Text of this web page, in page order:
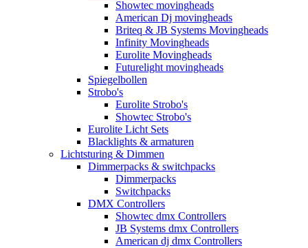
Showtec movingheads
American Dj movingheads
Briteq & JB Systems Movingheads
Infinity Movingheads
Eurolite Movingheads
Futurelight movingheads
Spiegelbollen
Strobo's
Eurolite Strobo's
Showtec Strobo's
Eurolite Licht Sets
Blacklights & armaturen
Lichtsturing & Dimmen
Dimmerpacks & switchpacks
Dimmerpacks
Switchpacks
DMX Controllers
Showtec dmx Controllers
JB Systems dmx Controllers
American dj dmx Controllers